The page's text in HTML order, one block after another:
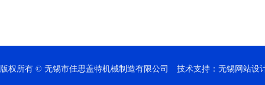
版权所有 © 无锡市佳思盖特机械制造有限公司 技术支持：无锡网